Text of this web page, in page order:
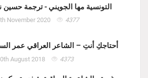
التونسية مها الجويني - ترجمة حسين
November 2020 4377
أحتاجكِ أنتِ – الشاعر العراقي عمر
August 2018 4373